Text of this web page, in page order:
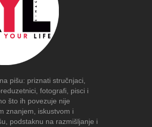
pišu: priznati stručnjaci,
fotografi, pisci i
što ih povezuje nije
znanjem, iskustvom i
podstaknu na razmišljanje i